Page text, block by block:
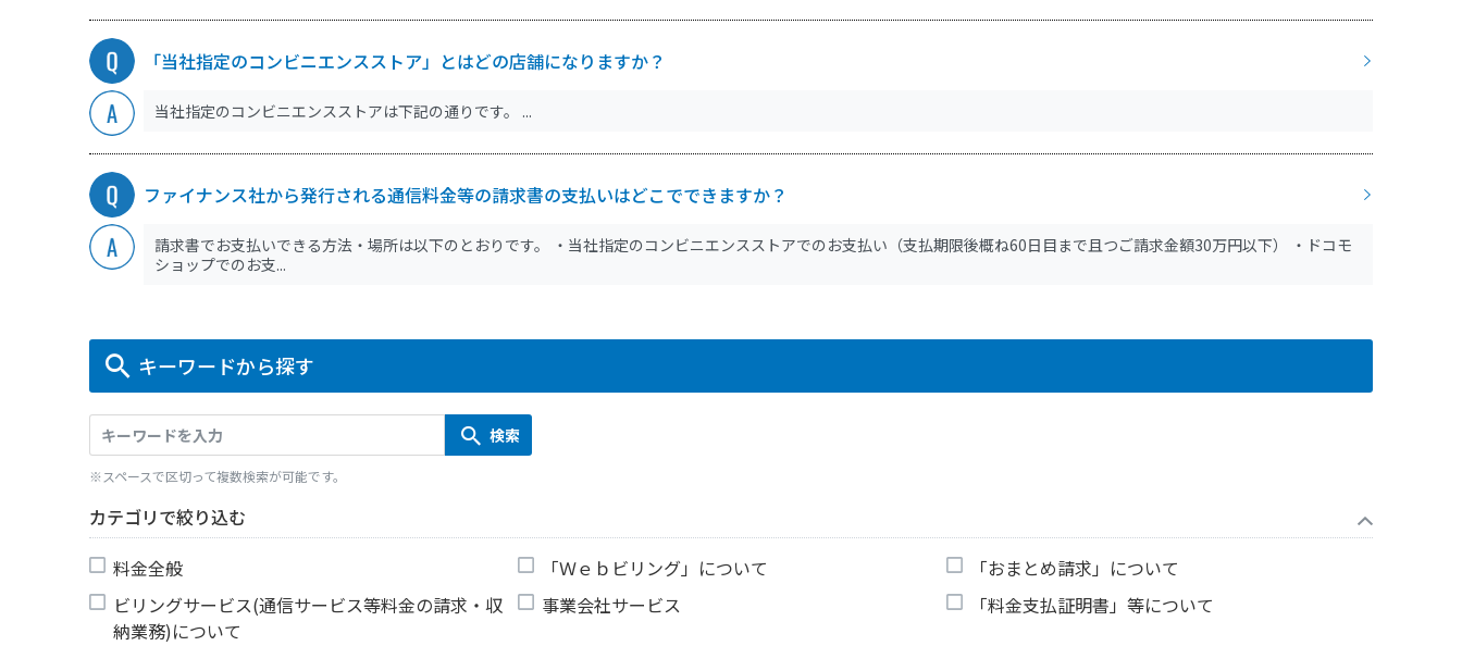
「当社指定のコンビニエンスストア」とはどの店舗になりますか？
当社指定のコンビニエンスストアは下記の通りです。 ...
ファイナンス社から発行される通信料金等の請求書の支払いはどこでできますか？
請求書でお支払いできる方法・場所は以下のとおりです。 ・当社指定のコンビニエンスストアでのお支払い（支払期限後概ね60日目まで且つご請求金額30万円以下） ・ドコモ
ショップでのお支...
キーワードから探す
※スペースで区切って複数検索が可能です。
カテゴリで絞り込む
料金全般
「Ｗｅｂビリング」について
「おまとめ請求」について
ビリングサービス(通信サービス等料金の請求・収
納業務)について
事業会社サービス 「料金支払証明書」等について